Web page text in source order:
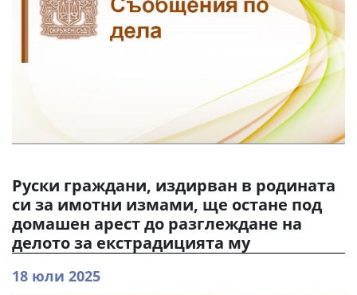
Руски граждани, издирван в родината
си за имотни измами, ще остане под
домашен арест до разглеждане на
делото за екстрадицията му
18 юли 2025